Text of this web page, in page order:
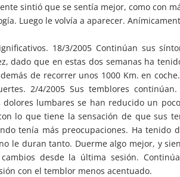
sintió que se sentía mejor, como con
Luego le volvía a aparecer.
18/3/2005 Continúan sus
dado que en estas dos semanas ha
de recorrer unos 1000 Km. en
2/4/2005 Sus temblores
lumbares se han reducido un
lo que tiene la sensación de que sus
tenía más preocupaciones. Ha tenido
le duran tanto. Duerme algo mejor, y
desde la última sesión.
con el temblor menos acentuado.